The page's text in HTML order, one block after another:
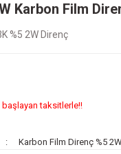
Karbon Film
%5 2W Direnç
başlayan taksitlerle!!
Karbon Film Direnç %5